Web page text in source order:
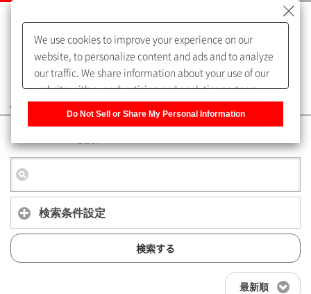
よくあるご質問（FAQ）
検索条件設定
検索する
最新順
We use cookies to improve your experience on our
website, to personalize content and ads and to analyze
our traffic. We share information about your use of our
website with our advertising and analytics partners,
of our sharing information about you with our partners.
Information] to customize your cookie settings on our
website. Privacy Policy
Do Not Sell or Share My Personal Information